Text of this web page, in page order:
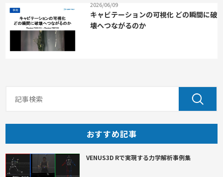
2026/06/09
キャビテーションの可視化 どの瞬間に破
壊へつながるのか
おすすめ記事
VENUS3D Rで実現する力学解析事例集